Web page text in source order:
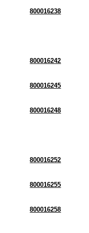
800016238
800016242
800016245
800016248
800016252
800016255
800016258